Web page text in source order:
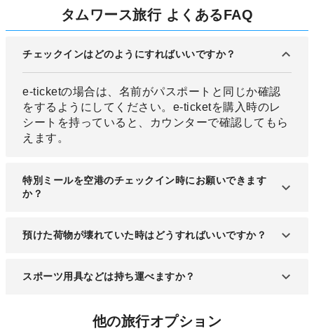
タムワース旅行 よくあるFAQ
チェックインはどのようにすればいいですか？
e-ticketの場合は、名前がパスポートと同じか確認
をするようにしてください。e-ticketを購入時のレ
シートを持っていると、カウンターで確認してもら
えます。
特別ミールを空港のチェックイン時にお願いできます
か？
航空会社によって対応が異なりますので、事前に確
預けた荷物が壊れていた時はどうすればいいですか？
航空会社のカウンターで申告してください。
スポーツ用具などは持ち運べますか？
スポーツ用具にもよりますが、サイズや取り外して
他の旅行オプション